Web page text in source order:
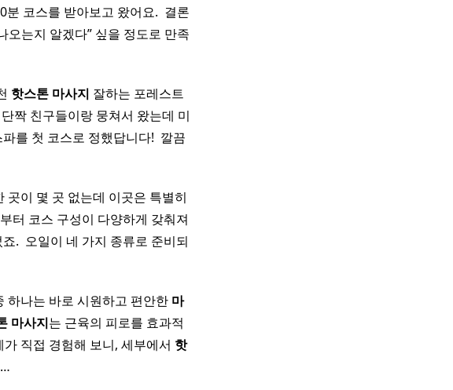
분 코스를 받아보고 왔어요. ​ 결론
오는지 알겠다” 싶을 정도로 만족
핫스톤 마사지 잘하는 포레스트
짝 친구들이랑 뭉쳐서 왔는데 미
를 첫 코스로 정했답니다! ​ 깔끔
곳이 몇 곳 없는데 이곳은 특별히
부터 코스 구성이 다양하게 갖춰져
. ​ 오일이 네 가지 종류로 준비되
하나는 바로 시원하고 편안한 마
마사지는 근육의 피로를 효과적
직접 경험해 보니, 세부에서 핫